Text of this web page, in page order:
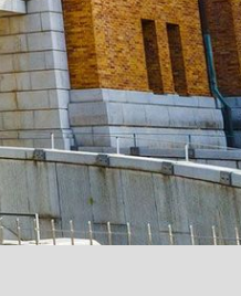
”の真実 選手が明かす...